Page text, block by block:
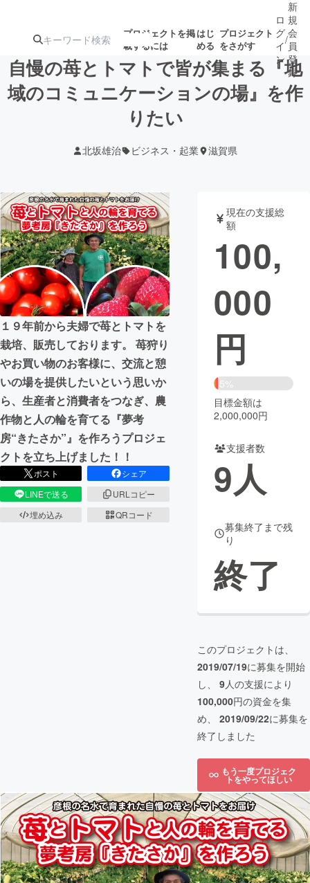
プロジェクトを掲
載するには
はじ
める
プロジェクト
をさがす
注目の新着プロ募集終了が近いプ
テクノロジー・ガジェット
映像・映画 書籍・雑誌
ビジネス・起業 チャレンジ
まちづくり・地域活性化
CAMPFIRE for Social Good
CAMPFIRE Creation
CAMPFIREふるさと納税machi-ya コミュニティ
ロ
グ
イ
ン
/
新
規
会
員
登
録
自慢の苺とトマトで皆が集まる『地
域のコミュニケーションの場』を作
りたい
北坂雄治 ビジネス・起業 滋賀県
１９年前から夫婦で苺とトマトを
栽培、販売しております。 苺狩り
やお買い物のお客様に、交流と憩
いの場を提供したいという思いか
ら、生産者と消費者をつなぎ、農
作物と人の輪を育てる『夢考
房“きたさか”』を作ろうプロジェ
クトを立ち上げました！！
ポスト
シェア
LINEで送る
URLコピー
埋め込み
QRコード
現在の支援総
額
100,
000
円
5%
目標金額は
2,000,000円
支援者数
9人
募集終了まで残
り
終了
このプロジェクトは、
2019/07/19に募集を開始
し、 9人の支援により
100,000円の資金を集
め、 2019/09/22に募集を
終了しました
もう一度プロジェク
トをやってほしい